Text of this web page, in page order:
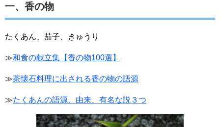
一、香の物
たくあん、茄子、きゅうり
≫和食の献立集【香の物100選】
≫茶懐石料理に出される香の物の語源
≫たくあんの語源、由来、有名な説３つ